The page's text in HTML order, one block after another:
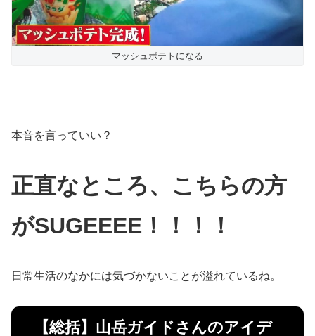
マッシュポテトになる
本音を言っていい？
正直なところ、こちらの方
がSUGEEEE！！！！
日常生活のなかには気づかないことが溢れているね。
【総括】山岳ガイドさんのアイデ